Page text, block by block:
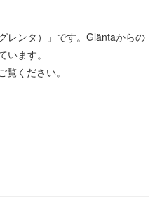
レンタ）」です。Gläntaからの
ます。
ください。